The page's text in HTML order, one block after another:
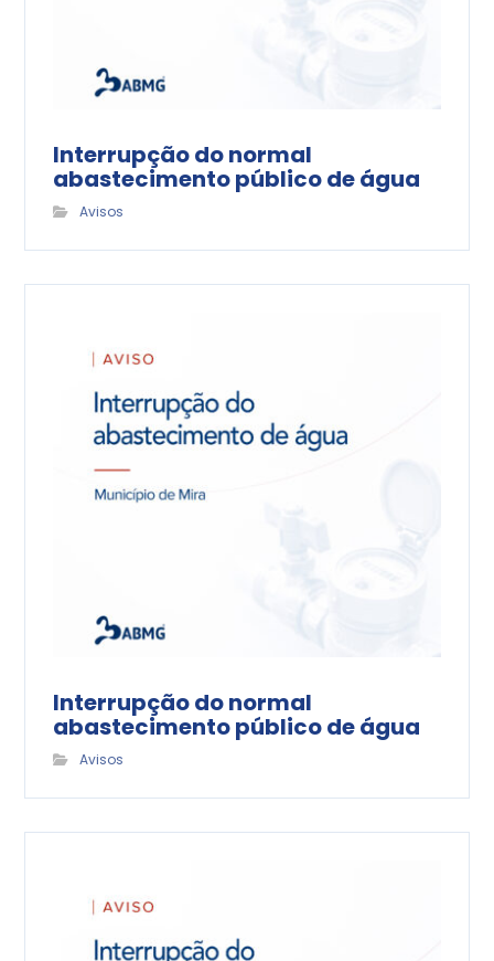
Interrupção do normal
abastecimento público de água
Avisos
Interrupção do normal
abastecimento público de água
Avisos